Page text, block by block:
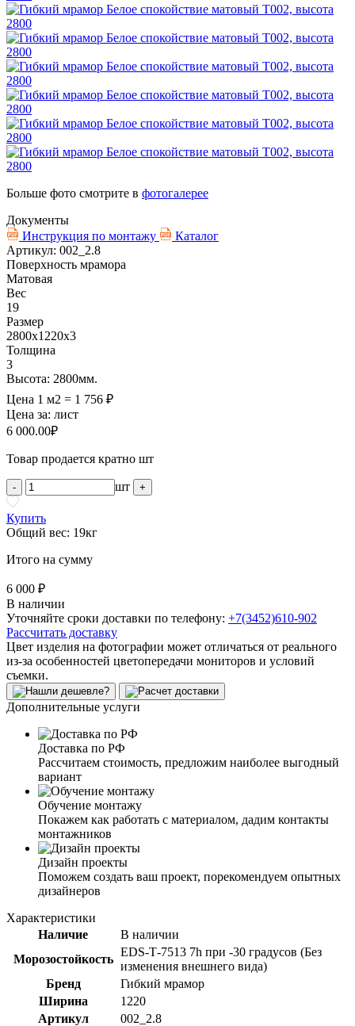
Больше фото смотрите в фотогалерее
Документы
Инструкция по монтажу
Каталог
Артикул: 002_2.8
Поверхность мрамора
Матовая
Вес
19
Размер
2800х1220х3
Толщина
3
Высота: 2800мм.
Цена 1 м2 = 1 756 ₽
Цена за: лист
6 000.00₽
Товар продается кратно шт
- шт +
Купить
Общий вес: 19кг
Итого на сумму
6 000 ₽
В наличии
Уточняйте сроки доставки по телефону: +7(3452)610-902
Рассчитать доставку
Цвет изделия на фотографии может отличаться от реального
из-за особенностей цветопередачи мониторов и условий
съемки.
Дополнительные услуги
Доставка по РФ
Рассчитаем стоимость, предложим наиболее выгодный
вариант
Обучение монтажу
Покажем как работать с материалом, дадим контакты
монтажников
Дизайн проекты
Поможем создать ваш проект, порекомендуем опытных
дизайнеров
Характеристики
Наличие
В наличии
Морозостойкость
ЕDS-Т-7513 7h при -30 градусов (Без
изменения внешнего вида)
Бренд
Гибкий мрамор
Ширина
1220
Артикул
002_2.8